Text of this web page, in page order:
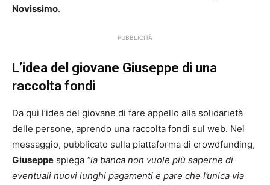
Novissimo.
PUBBLICITÀ
L’idea del giovane Giuseppe di una
raccolta fondi
Da qui l’idea del giovane di fare appello alla solidarietà
delle persone, aprendo una raccolta fondi sul web. Nel
messaggio, pubblicato sulla piattaforma di crowdfunding,
Giuseppe spiega “la banca non vuole più saperne di
eventuali nuovi lunghi pagamenti e pare che l’unica via